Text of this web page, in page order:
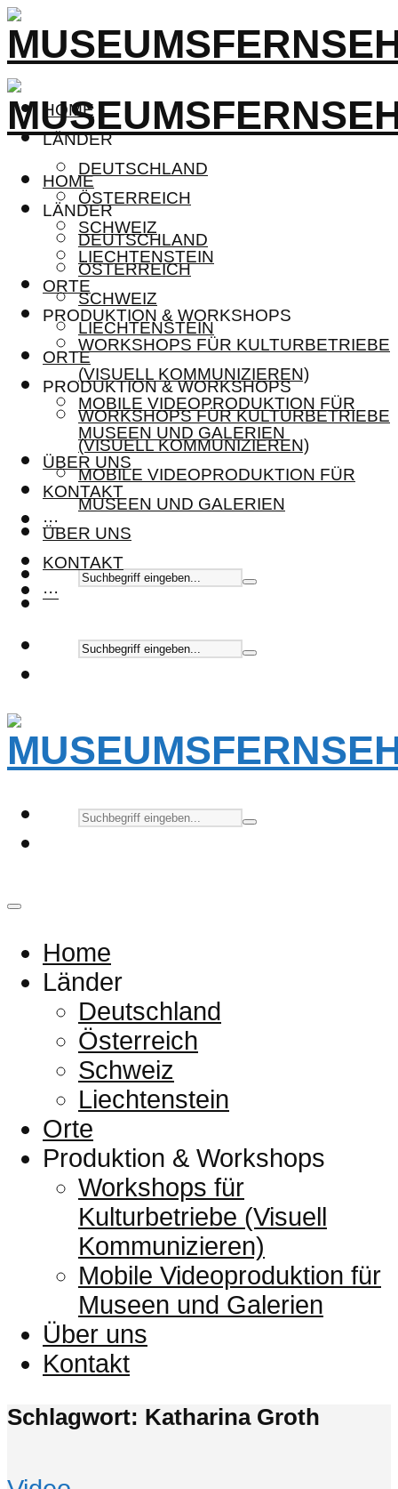
HOME
LÄNDER
DEUTSCHLAND
ÖSTERREICH
SCHWEIZ
LIECHTENSTEIN
ORTE
PRODUKTION & WORKSHOPS
WORKSHOPS FÜR KULTURBETRIEBE
(VISUELL KOMMUNIZIEREN)
MOBILE VIDEOPRODUKTION FÜR
MUSEEN UND GALERIEN
ÜBER UNS
KONTAKT
···
HOME
LÄNDER
DEUTSCHLAND
ÖSTERREICH
SCHWEIZ
LIECHTENSTEIN
ORTE
PRODUKTION & WORKSHOPS
WORKSHOPS FÜR KULTURBETRIEBE
(VISUELL KOMMUNIZIEREN)
MOBILE VIDEOPRODUKTION FÜR
MUSEEN UND GALERIEN
ÜBER UNS
KONTAKT
···
Home
Länder
Deutschland
Österreich
Schweiz
Liechtenstein
Orte
Produktion & Workshops
Workshops für
Kulturbetriebe (Visuell
Kommunizieren)
Mobile Videoproduktion für
Museen und Galerien
Über uns
Kontakt
Schlagwort: Katharina Groth